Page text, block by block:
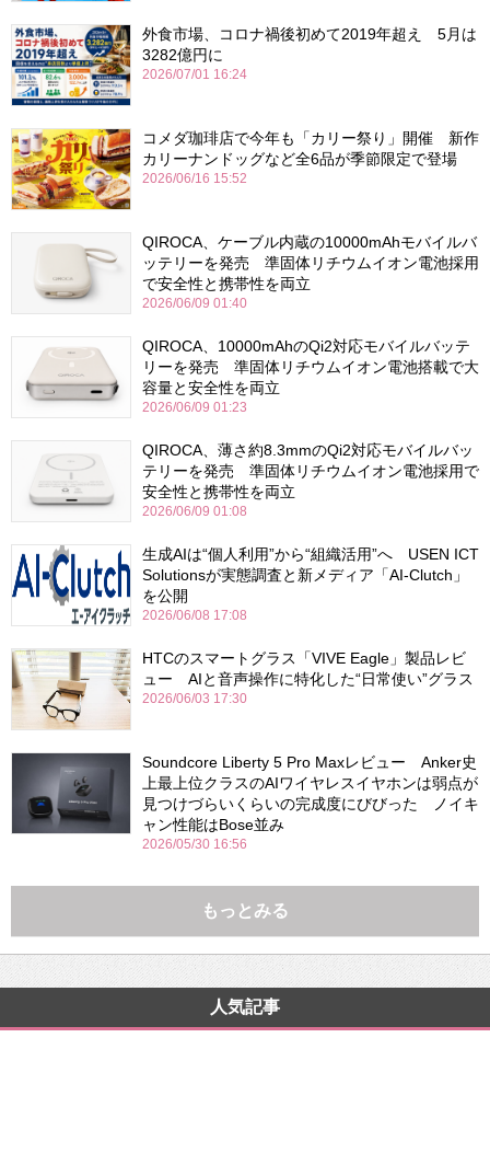
外食市場、コロナ禍後初めて2019年超え 5月は
3282億円に
2026/07/01 16:24
コメダ珈琲店で今年も「カリー祭り」開催 新作
カリーナンドッグなど全6品が季節限定で登場
2026/06/16 15:52
QIROCA、ケーブル内蔵の10000mAhモバイルバ
ッテリーを発売 準固体リチウムイオン電池採用
で安全性と携帯性を両立
2026/06/09 01:40
QIROCA、10000mAhのQi2対応モバイルバッテ
リーを発売 準固体リチウムイオン電池搭載で大
容量と安全性を両立
2026/06/09 01:23
QIROCA、薄さ約8.3mmのQi2対応モバイルバッ
テリーを発売 準固体リチウムイオン電池採用で
安全性と携帯性を両立
2026/06/09 01:08
生成AIは“個人利用”から“組織活用”へ USEN ICT
Solutionsが実態調査と新メディア「AI-Clutch」
を公開
2026/06/08 17:08
HTCのスマートグラス「VIVE Eagle」製品レビ
ュー AIと音声操作に特化した“日常使い”グラス
2026/06/03 17:30
Soundcore Liberty 5 Pro Maxレビュー Anker史
上最上位クラスのAIワイヤレスイヤホンは弱点が
見つけづらいくらいの完成度にびびった ノイキ
ャン性能はBose並み
2026/05/30 16:56
もっとみる
人気記事